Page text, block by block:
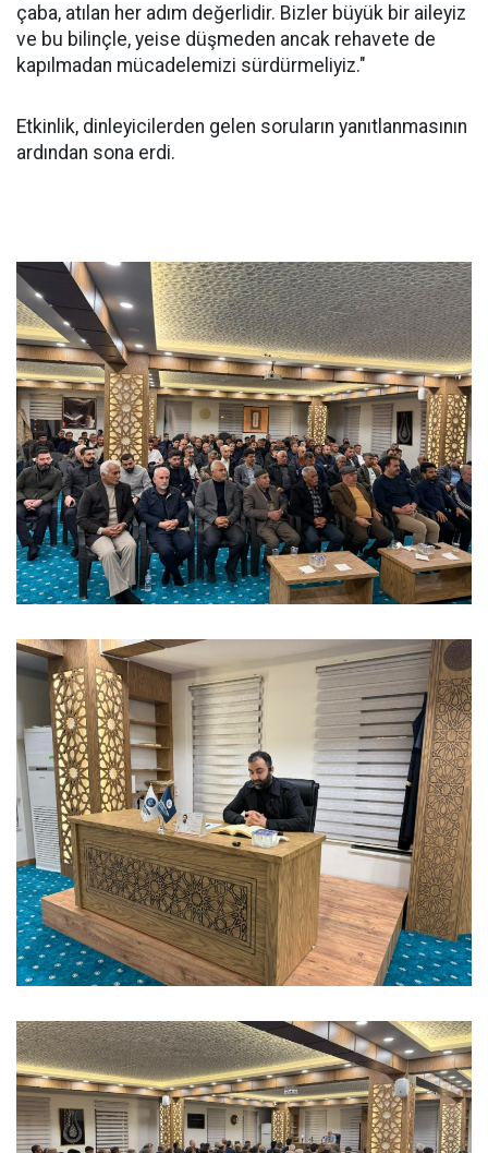
çaba, atılan her adım değerlidir. Bizler büyük bir aileyiz
ve bu bilinçle, yeise düşmeden ancak rehavete de
kapılmadan mücadelemizi sürdürmeliyiz."
Etkinlik, dinleyicilerden gelen soruların yanıtlanmasının
ardından sona erdi.